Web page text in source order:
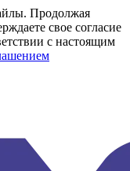
Продолжая
свое согласие
с настоящим